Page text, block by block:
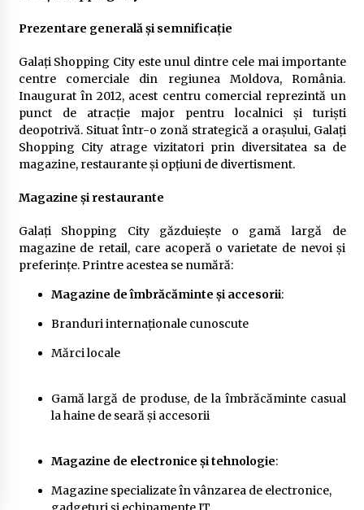
Prezentare generală și semnificație
Galați Shopping City este unul dintre cele mai importante
centre comerciale din regiunea Moldova, România.
Inaugurat în 2012, acest centru comercial reprezintă un
punct de atracție major pentru localnici și turiști
deopotrivă. Situat într-o zonă strategică a orașului, Galați
Shopping City atrage vizitatori prin diversitatea sa de
magazine, restaurante și opțiuni de divertisment.
Magazine și restaurante
Galați Shopping City găzduiește o gamă largă de
magazine de retail, care acoperă o varietate de nevoi și
preferințe. Printre acestea se numără:
Magazine de îmbrăcăminte și accesorii:
Branduri internaționale cunoscute
Mărci locale
Gamă largă de produse, de la îmbrăcăminte casual
la haine de seară și accesorii
Magazine de electronice și tehnologie:
Magazine specializate în vânzarea de electronice,